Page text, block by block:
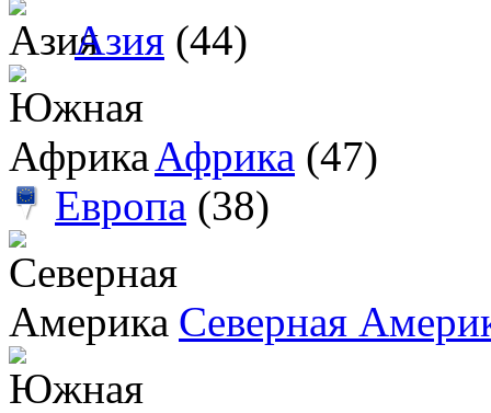
Азия (44)
Африка (47)
Европа (38)
Северная